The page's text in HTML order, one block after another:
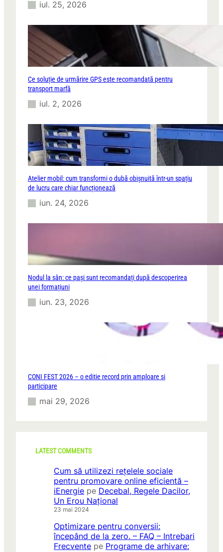
iul. 25, 2026
Ce soluție de urmărire GPS este recomandată pentru
transport marfă
iul. 2, 2026
Atelier mobil: cum transformi o dubă obișnuită într-un spațiu
de lucru care chiar funcționează
iun. 24, 2026
Nodul la sân: ce pași sunt recomandați după descoperirea
unei formațiuni
iun. 23, 2026
CONI FEST 2026 – o editie record prin amploare si
participare
mai 29, 2026
LATEST COMMENTS
Cum să utilizezi rețelele sociale
pentru promovare online eficientă –
iEnergie pe Decebal, Regele Dacilor,
Un Erou Național
23 mai 2024
Optimizare pentru conversii:
începând de la zero. – FAQ – Intrebari
Frecvente pe Programe de arhivare: